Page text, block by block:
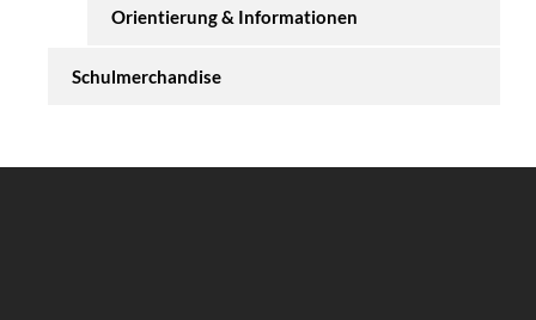
Orientierung & Informationen
Schulmerchandise